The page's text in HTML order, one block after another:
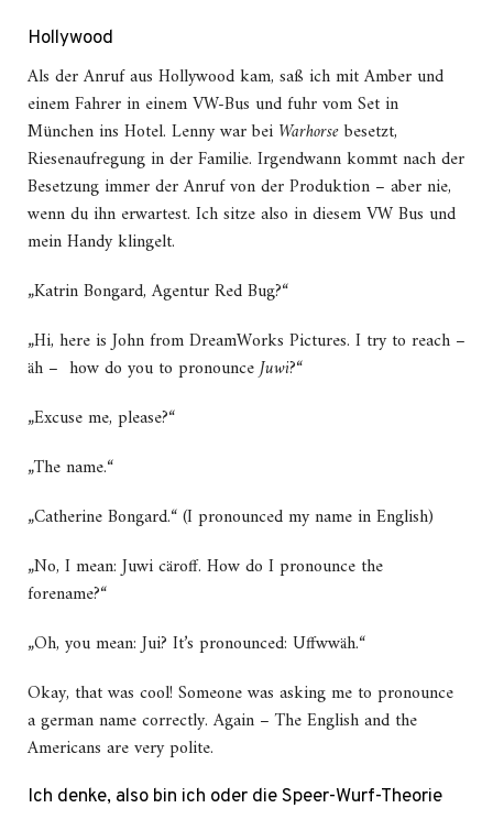
Hollywood
Als der Anruf aus Hollywood kam, saß ich mit Amber und
einem Fahrer in einem VW-Bus und fuhr vom Set in
München ins Hotel. Lenny war bei Warhorsebesetzt,
Riesenaufregung in der Familie. Irgendwann kommt nach der
Besetzung immer der Anruf von der Produktion – aber nie,
wenn du ihn erwartest. Ich sitze also in diesem VW Bus und
mein Handy klingelt.
„Katrin Bongard, Agentur Red Bug?“
„Hi, here is John from DreamWorks Pictures. I try to reach –
äh – how do you to pronounceJuwi?“
„Excuse me, please?“
„The name.“
„Catherine Bongard.“ (I pronounced my name in English)
„No, I mean: Juwi cäroff. How do I pronounce the
forename?“
„Oh, you mean: Jui? It’s pronounced: Uffwwäh.“
Okay, that was cool! Someone was asking me to pronounce
a german name correctly. Again – The English and the
Americans are very polite.
Ich denke, also bin ich oder die Speer-Wurf-Theorie